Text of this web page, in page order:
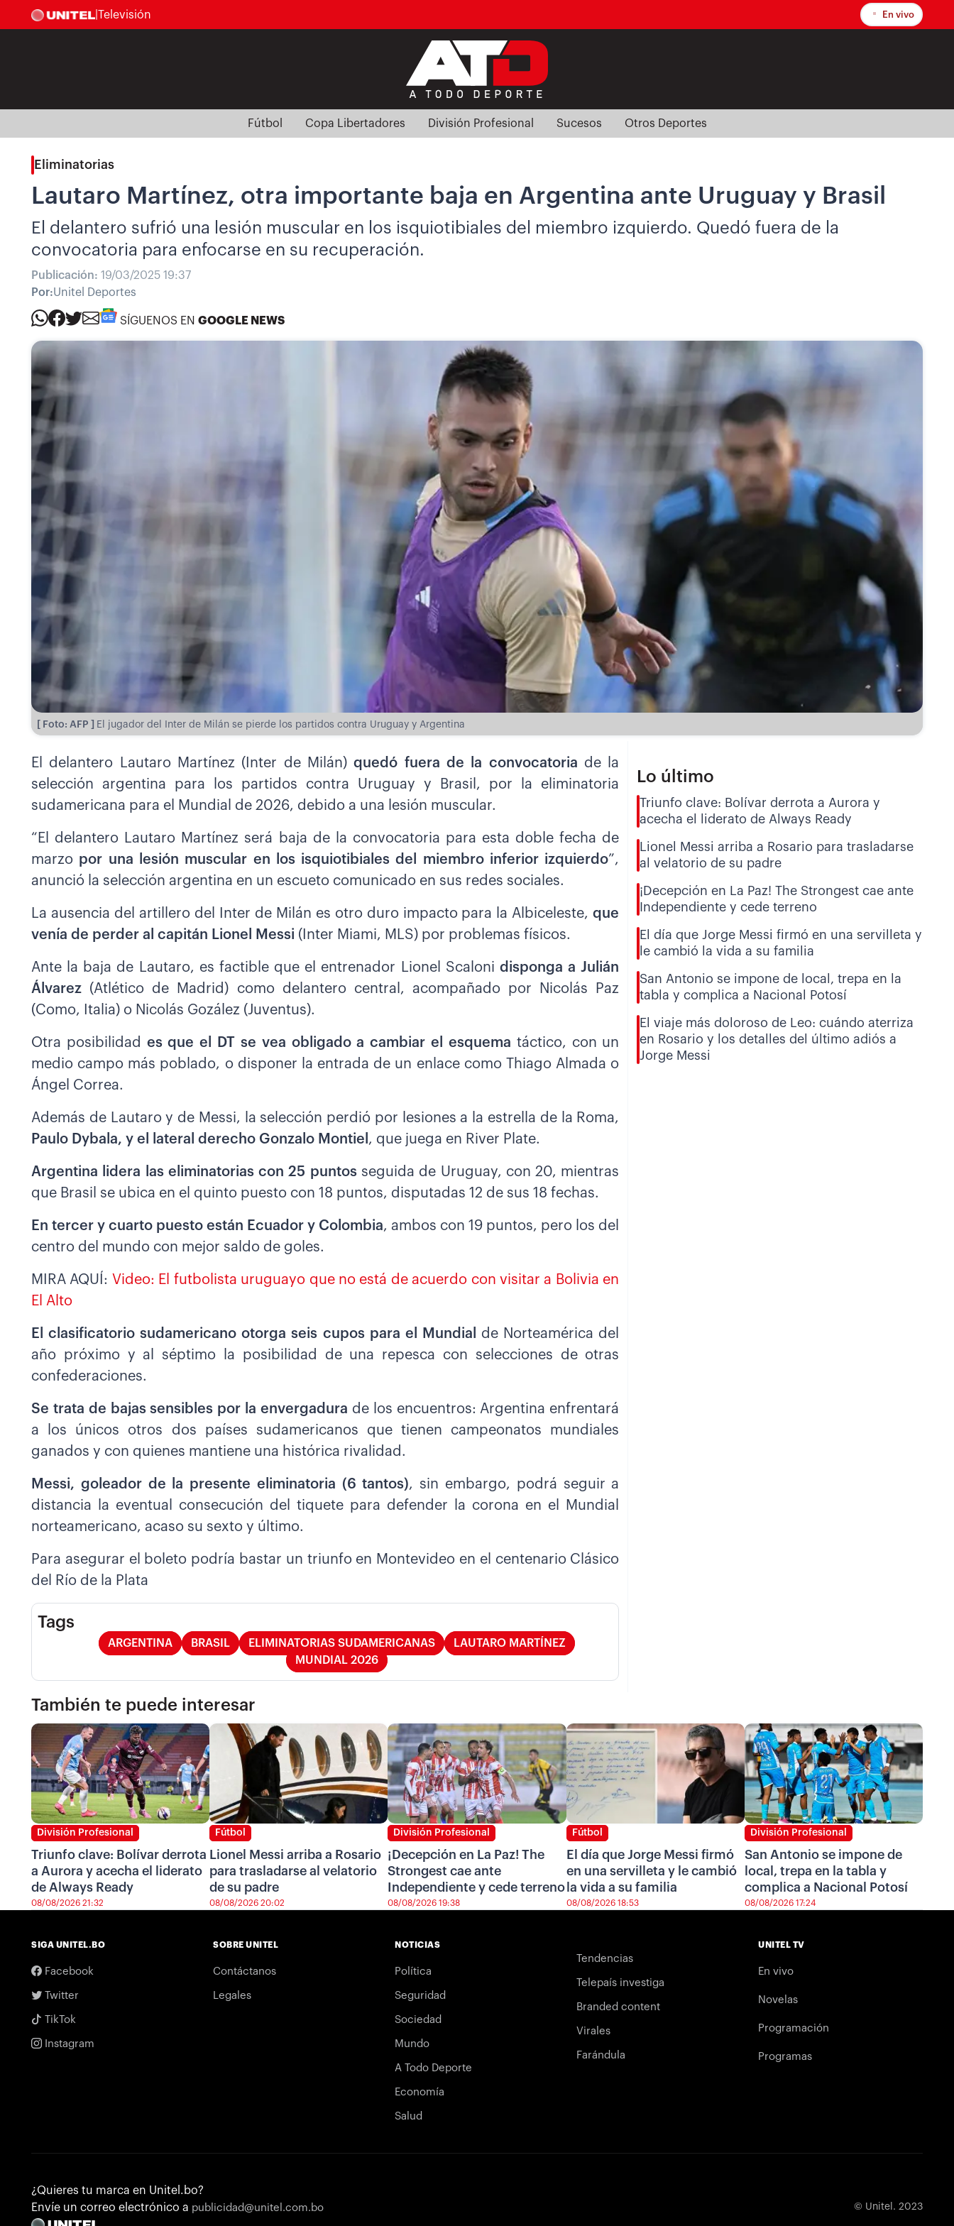
Televisión En vivo
Fútbol Copa Libertadores División Profesional Sucesos Otros Deportes
Eliminatorias
Lautaro Martínez, otra importante baja en Argentina ante Uruguay y Brasil
El delantero sufrió una lesión muscular en los isquiotibiales del miembro izquierdo. Quedó fuera de la
convocatoria para enfocarse en su recuperación.
Publicación: 19/03/2025 19:37
Por:Unitel Deportes
SÍGUENOS EN GOOGLE NEWS
[ Foto: AFP ] El jugador del Inter de Milán se pierde los partidos contra Uruguay y Argentina
El delantero Lautaro Martínez (Inter de Milán)quedó fuera de la convocatoria de la
selección argentina para los partidos contra Uruguay y Brasil, por la eliminatoria
sudamericana para el Mundial de 2026, debido a una lesión muscular.
“El delantero Lautaro Martínez será baja de la convocatoria para esta doble fecha de
marzo por una lesión muscular en los isquiotibiales del miembro inferior izquierdo”,
anunció la selección argentina en un escueto comunicado en sus redes sociales.
La ausencia del artillero del Inter de Milán es otro duro impacto para la Albiceleste,que
venía de perder al capitán Lionel Messi (Inter Miami, MLS) por problemas físicos.
Ante la baja de Lautaro, es factible que el entrenador Lionel Scaloni disponga a Julián
Álvarez (Atlético de Madrid) como delantero central, acompañado por Nicolás Paz
(Como, Italia) o Nicolás Gozález (Juventus).
Otra posibilidad es que el DT se vea obligado a cambiar el esquema táctico, con un
medio campo más poblado, o disponer la entrada de un enlace como Thiago Almada o
Ángel Correa.
Además de Lautaro y de Messi, la selección perdió por lesiones a la estrella de la Roma,
Paulo Dybala, y el lateral derecho Gonzalo Montiel , que juega en River Plate.
Argentina lidera las eliminatorias con 25 puntosseguida de Uruguay, con 20, mientras
que Brasil se ubica en el quinto puesto con 18 puntos, disputadas 12 de sus 18 fechas.
En tercer y cuarto puesto están Ecuador y Colombia, ambos con 19 puntos, pero los del
centro del mundo con mejor saldo de goles.
MIRA AQUÍ: Video: El futbolista uruguayo que no está de acuerdo con visitar a Bolivia en
El Alto
El clasificatorio sudamericano otorga seis cupos para el Mundial
de Norteamérica del
año próximo y al séptimo la posibilidad de una repesca con selecciones de otras
confederaciones.
Se trata de bajas sensibles por la envergadura de los encuentros: Argentina enfrentará
a los únicos otros dos países sudamericanos que tienen campeonatos mundiales
ganados y con quienes mantiene una histórica rivalidad.
Messi, goleador de la presente eliminatoria (6 tantos), sin embargo, podrá seguir a
distancia la eventual consecución del tiquete para defender la corona en el Mundial
norteamericano, acaso su sexto y último.
Para asegurar el boleto podría bastar un triunfo en Montevideo en el centenario Clásico
del Río de la Plata
Tags
ARGENTINA BRASIL ELIMINATORIAS SUDAMERICANAS
LAUTARO MARTÍNEZ
MUNDIAL 2026
Lo último
Triunfo clave: Bolívar derrota a Aurora y
acecha el liderato de Always Ready
Lionel Messi arriba a Rosario para trasladarse
al velatorio de su padre
¡Decepción en La Paz! The Strongest cae ante
Independiente y cede terreno
El día que Jorge Messi firmó en una servilleta y
le cambió la vida a su familia
San Antonio se impone de local, trepa en la
tabla y complica a Nacional Potosí
El viaje más doloroso de Leo: cuándo aterriza
en Rosario y los detalles del último adiós a
Jorge Messi
También te puede interesar
División Profesional
Triunfo clave: Bolívar derrota
a Aurora y acecha el liderato
de Always Ready
08/08/2026 21:32
Fútbol
Lionel Messi arriba a Rosario
para trasladarse al velatorio
de su padre
08/08/2026 20:02
División Profesional
¡Decepción en La Paz! The
Strongest cae ante
Independiente y cede terreno
08/08/2026 19:38
Fútbol
El día que Jorge Messi firmó
en una servilleta y le cambió
la vida a su familia
08/08/2026 18:53
División Profesional
San Antonio se impone de
local, trepa en la tabla y
complica a Nacional Potosí
08/08/2026 17:24
SIGA UNITEL.BO
Facebook
Twitter
TikTok
Instagram
SOBRE UNITEL
Contáctanos
Legales
NOTICIAS
Política
Seguridad
Sociedad
Mundo
A Todo Deporte
Economía
Salud
Tendencias
Telepaís investiga
Branded content
Virales
Farándula
UNITEL TV
En vivo
Novelas
Programación
Programas
¿Quieres tu marca en Unitel.bo?
Envíe un correo electrónico a publicidad@unitel.com.bo © Unitel. 2023